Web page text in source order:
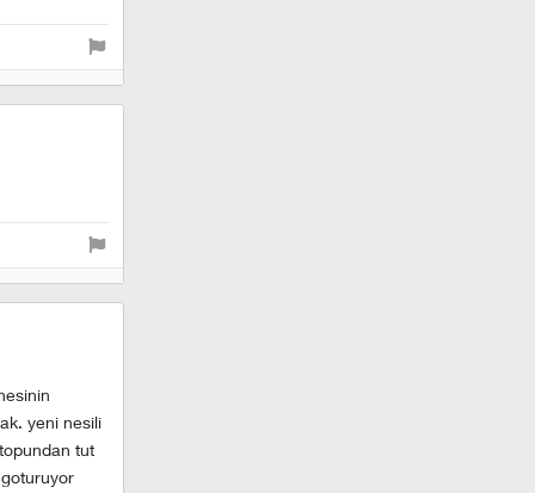
yeni nesili
tut